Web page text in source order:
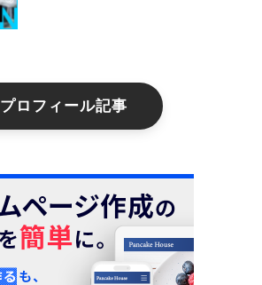
プロフィール記事